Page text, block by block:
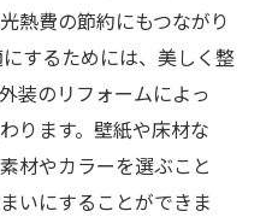
熱費の節約にもつながり
するためには、美しく整
装のリフォームによっ
ります。壁紙や床材な
材やカラーを選ぶこと
いにすることができま